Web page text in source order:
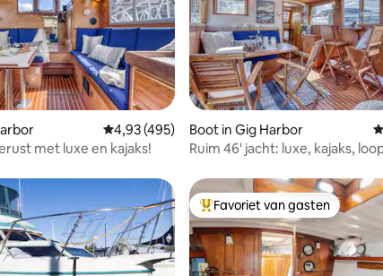
van 5 uit 5, 87 recensiesGemiddelde beoordeling van 4,93 uit 5, 495
4,93 (495)
met luxe en kajaks!
Boot in Gig Harbor
Ruim 46' jacht: luxe, kajaks,
Topfavoriet van gasten
Favoriet van gasten